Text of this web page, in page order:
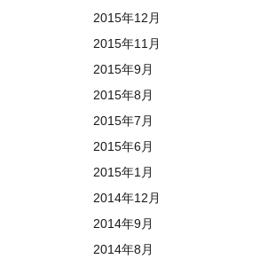
2015年12月
2015年11月
2015年9月
2015年8月
2015年7月
2015年6月
2015年1月
2014年12月
2014年9月
2014年8月